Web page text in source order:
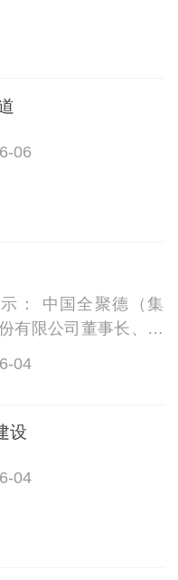
06
： 中国全聚德（集
有限公司董事长、中
04
设
04